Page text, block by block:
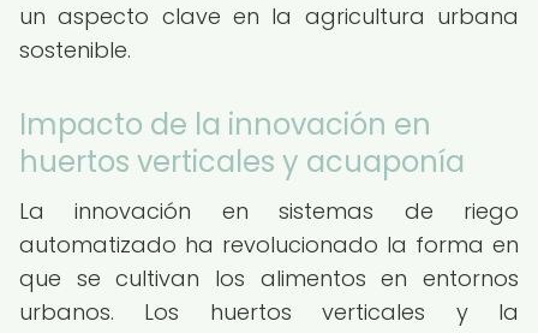
un aspecto clave en la agricultura urbana
sostenible.
Impacto de la innovación en
huertos verticales y acuaponía
La innovación en sistemas de riego
automatizado ha revolucionado la forma en
que se cultivan los alimentos en entornos
urbanos. Los huertos verticales y la